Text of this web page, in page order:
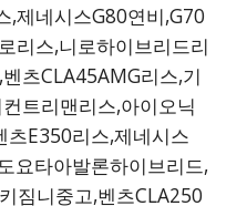
,제네시스G80연비,G70
리스,니로하이브리드리
츠CLA45AMG리스,기
트리맨리스,아이오닉
E350리스,제네시스
요타아발론하이브리드,
짐니중고,벤츠CLA250